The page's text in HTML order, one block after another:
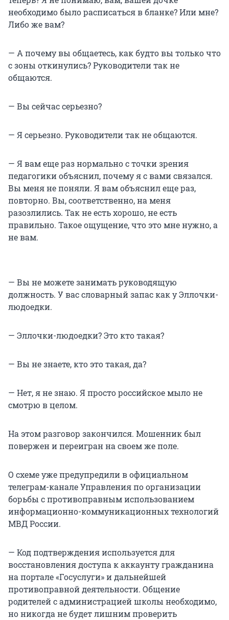
необходимо было расписаться в бланке? Или мне?
Либо же вам?
— А почему вы общаетесь, как будто вы только что
с зоны откинулись? Руководители так не
общаются.
— Вы сейчас серьезно?
— Я серьезно. Руководители так не общаются.
— Я вам еще раз нормально с точки зрения
педагогики объяснил, почему я с вами связался.
Вы меня не поняли. Я вам объяснил еще раз,
повторно. Вы, соответственно, на меня
разозлились. Так не есть хорошо, не есть
правильно. Такое ощущение, что это мне нужно, а
не вам.
— Вы не можете занимать руководящую
должность. У вас словарный запас как у Эллочки-
людоедки.
— Эллочки-людоедки? Это кто такая?
— Вы не знаете, кто это такая, да?
— Нет, я не знаю. Я просто российское мыло не
смотрю в целом.
На этом разговор закончился. Мошенник был
повержен и переигран на своем же поле.
О схеме уже предупредили в официальном
телеграм-канале Управления по организации
борьбы с противоправным использованием
информационно-коммуникационных технологий
МВД России.
— Код подтверждения используется для
восстановления доступа к аккаунту гражданина
на портале «Госуслуги» и дальнейшей
противоправной деятельности. Общение
родителей с администрацией школы необходимо,
но никогда не будет лишним проверить